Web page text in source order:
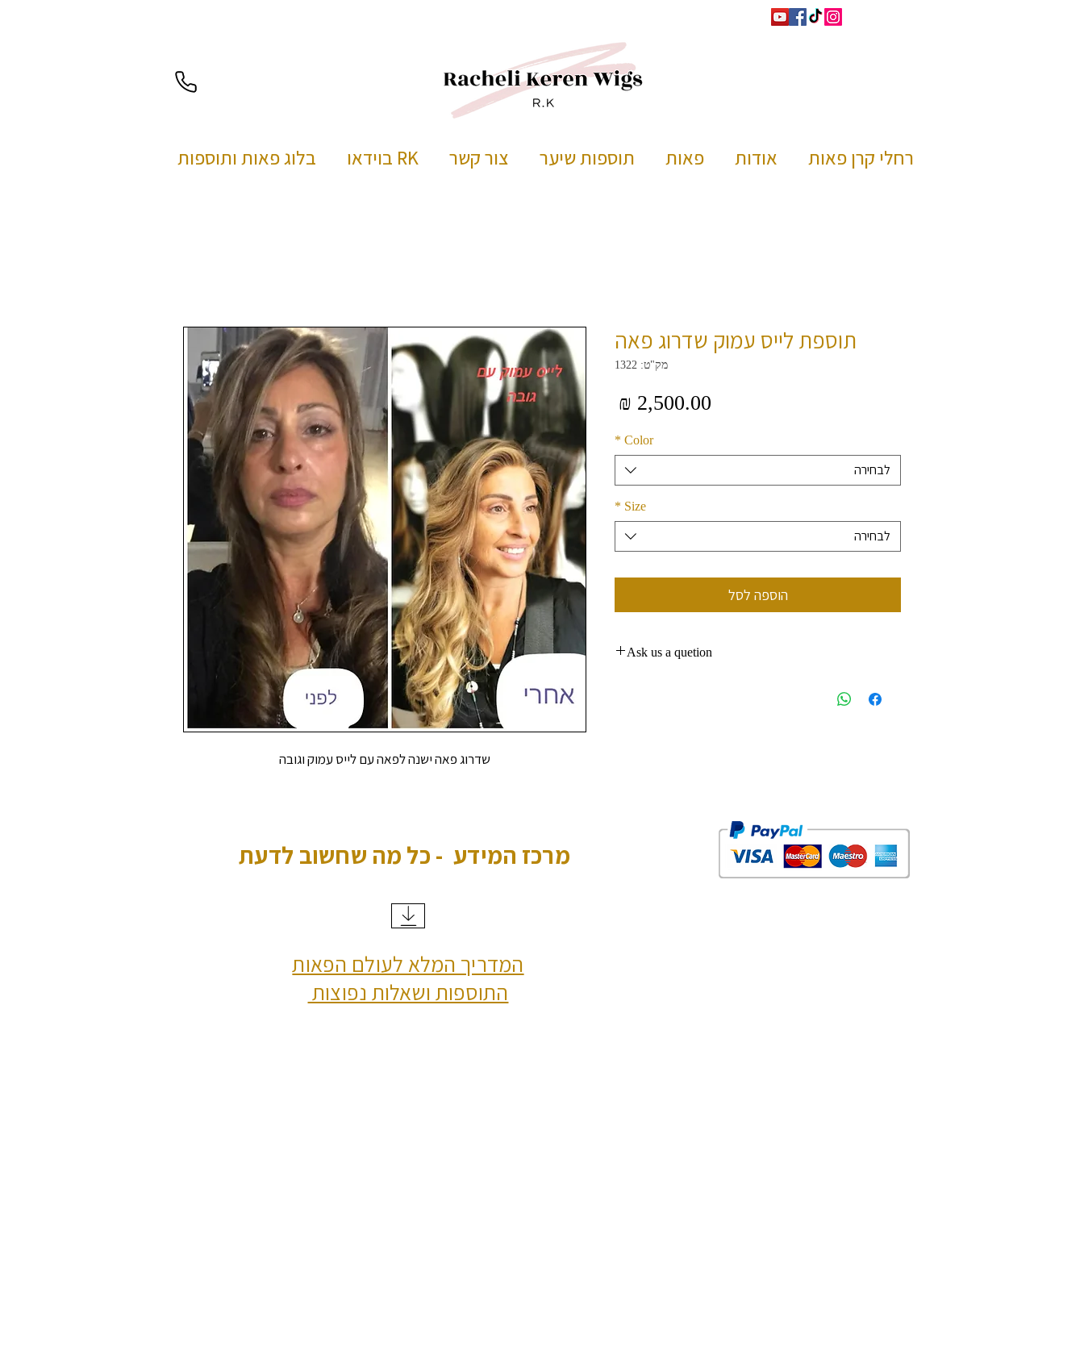
רחלי קרן פאות אודות פאות תוספות שיער צור קשר RK בוידאו בלוג פאות ותוספות
שדרוג פאה ישנה לפאה עם לייס עמוק וגובה
תוספת לייס עמוק שדרוג פאה
מק"ט: 1322
מחיר
Color
*
לבחירה
Size
*
לבחירה
הוספה לסל
Ask us a quetion
מרכז המידע - כל מה שחשוב לדעת
המדריך המלא לעולם הפאות
התוספות ושאלות נפוצות